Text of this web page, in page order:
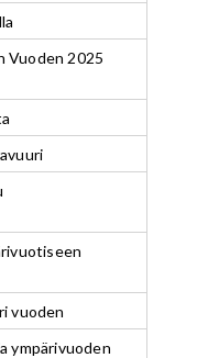
Vuoden 2025
vuoden
ympärivuoden